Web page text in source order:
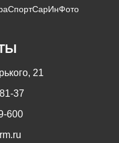
СпортСарИнФото
21
37
600